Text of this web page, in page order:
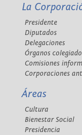
La
Presidente
Diputados
Delegaciones
Órganos
Comisiones
Corporaciones
Áreas
Cultura
Bienestar Social
Presidencia